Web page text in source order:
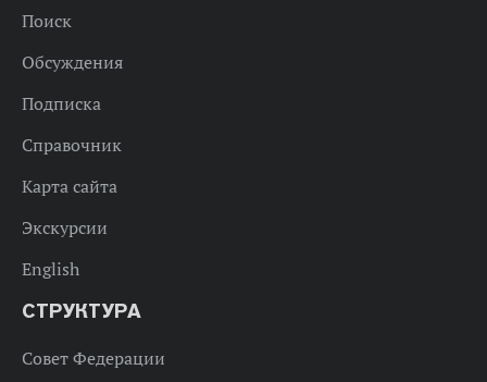
Поиск
Обсуждения
Подписка
Справочник
Карта сайта
Экскурсии
English
СТРУКТУРА
Совет Федерации